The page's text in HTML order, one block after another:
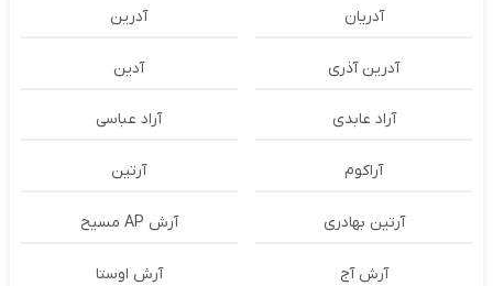
آدریان آدرین
آدرین آذری آدین
آراد عابدی آراد عباسی
آراکوم آرتین
آرتین بهادری آرش AP مسیح
آرش آج آرش اوستا